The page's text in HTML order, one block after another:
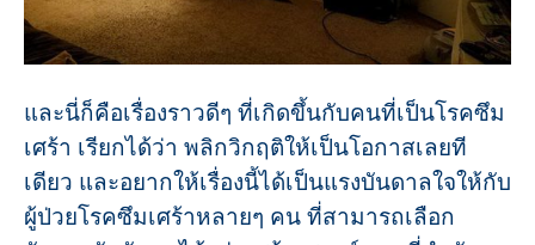
และนี่ก็คือเรื่องราวดีๆ ที่เกิดขึ้นกับคนที่เป็นโรคซึม
เศร้า เรียกได้ว่า พลิกวิกฤติให้เป็นโอกาสเลยที
เดียว และอยากให้เรื่องนี้ได้เป็นแรงบันดาลใจให้กับ
ผู้ป่วยโรคซึมเศร้าหลายๆ คน ที่สามารถเลือก